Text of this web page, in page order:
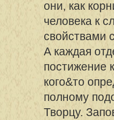
они, как
человека к
свойствами
А каждая
постижение
кого&то
полному
Творцу.